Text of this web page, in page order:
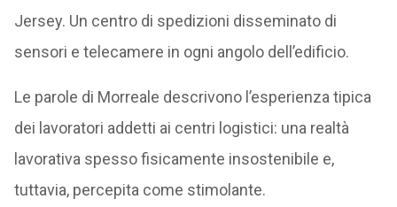
Jersey. Un centro di spedizioni disseminato di
sensori e telecamere in ogni angolo dell’edificio.
Le parole di Morreale descrivono l’esperienza tipica
dei lavoratori addetti ai centri logistici: una realtà
lavorativa spesso fisicamente insostenibile e,
tuttavia, percepita come stimolante.